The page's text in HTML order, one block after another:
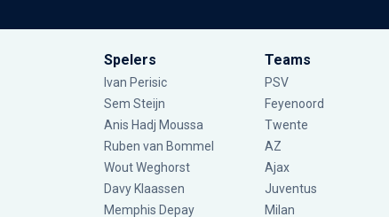
Spelers
Ivan Perisic
Sem Steijn
Anis Hadj Moussa
Ruben van Bommel
Wout Weghorst
Davy Klaassen
Memphis Depay
Teams
PSV
Feyenoord
Twente
AZ
Ajax
Juventus
Milan